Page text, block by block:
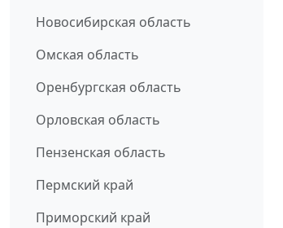
Новосибирская область
Омская область
Оренбургская область
Орловская область
Пензенская область
Пермский край
Приморский край